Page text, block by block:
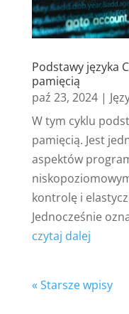
Podstawy języka
pamięcią
paź 23, 2024|
W tym cyklu
pamięcią. Jest
aspektów
kontrolę i
Jednocześnie
czytaj dalej
« Starsze wpisy